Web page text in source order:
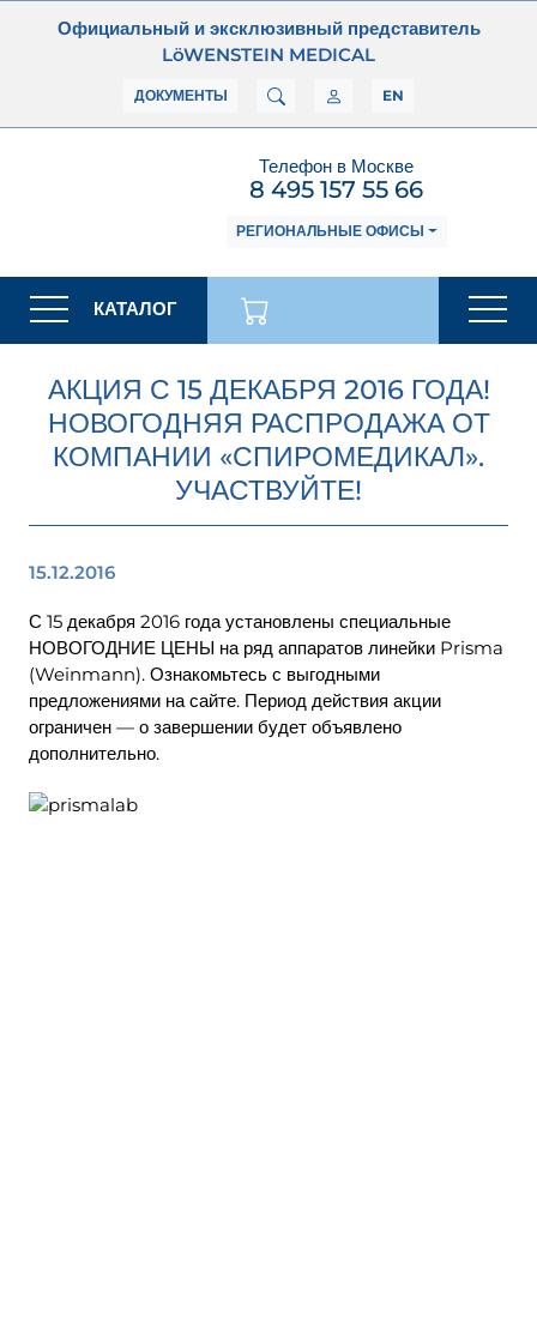
Официальный и эксклюзивный представитель
LöWENSTEIN MEDICAL
ДОКУМЕНТЫ EN
Телефон в Москве
8 495 157 55 66
РЕГИОНАЛЬНЫЕ ОФИСЫ
КАТАЛОГ
АКЦИЯ С 15 ДЕКАБРЯ 2016 ГОДА!
НОВОГОДНЯЯ РАСПРОДАЖА ОТ
КОМПАНИИ «СПИРОМЕДИКАЛ».
УЧАСТВУЙТЕ!
15.12.2016
С 15 декабря 2016 года установлены специальные
НОВОГОДНИЕ ЦЕНЫ на ряд аппаратов линейки Prisma
(Weinmann). Ознакомьтесь с выгодными
предложениями на сайте. Период действия акции
ограничен — о завершении будет объявлено
дополнительно.